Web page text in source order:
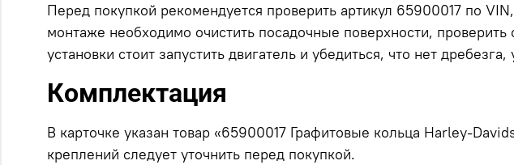
Перед покупкой рекомендуется проверить артикул 65900017 по
монтаже необходимо очистить посадочные поверхности,
установки стоит запустить двигатель и убедиться, что нет
Комплектация
В карточке указан товар «65900017 Графитовые кольца Harley-
креплений следует уточнить перед покупкой.